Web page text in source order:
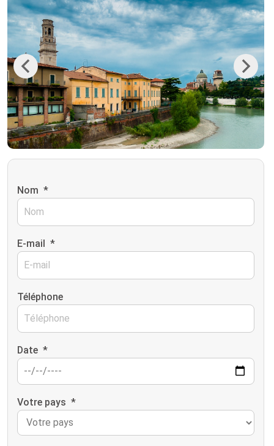
Previous Next
Nom *
E-mail *
Téléphone
Date *
Votre pays *